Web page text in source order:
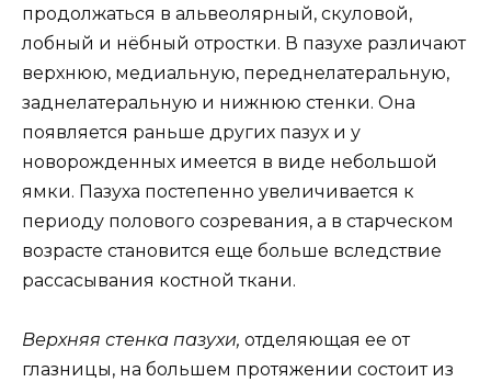
продолжаться в альвеолярный, скуловой,
лобный и нёбный отростки. В пазухе различают
верхнюю, медиальную, переднелатеральную,
заднелатеральную и нижнюю стенки. Она
появляется раньше других пазух и у
новорожденных имеется в виде небольшой
ямки. Пазуха постепенно увеличивается к
периоду полового созревания, а в старческом
возрасте становится еще больше вследствие
рассасывания костной ткани.
Верхняя стенка пазухи, отделяющая ее от
глазницы, на большем протяжении состоит из